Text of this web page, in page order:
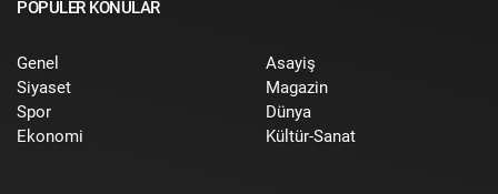
POPÜLER KONULAR
Genel
Siyaset
Spor
Ekonomi
Asayiş
Magazin
Dünya
Kültür-Sanat